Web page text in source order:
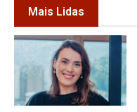
Mais Lidas